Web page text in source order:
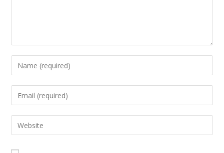
Enter
your
name
to
comment
Enter
your
email
address
Enter
your